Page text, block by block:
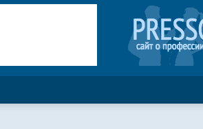
Журналистика
Казахстане